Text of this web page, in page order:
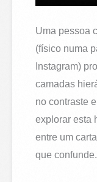
Uma pessoa
(físico numa
Instagram)
camadas
no contraste
explorar esta
entre um
que confunde.